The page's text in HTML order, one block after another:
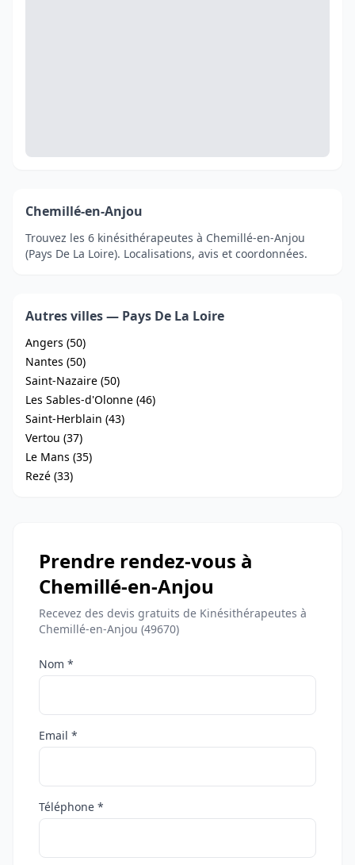
Chemillé-en-Anjou
Trouvez les 6 kinésithérapeutes à Chemillé-en-Anjou
(Pays De La Loire). Localisations, avis et coordonnées.
Autres villes — Pays De La Loire
Angers (50)
Nantes (50)
Saint-Nazaire (50)
Les Sables-d'Olonne (46)
Saint-Herblain (43)
Vertou (37)
Le Mans (35)
Rezé (33)
Prendre rendez-vous à
Chemillé-en-Anjou
Recevez des devis gratuits de Kinésithérapeutes à
Chemillé-en-Anjou (49670)
Nom *
Email *
Téléphone *